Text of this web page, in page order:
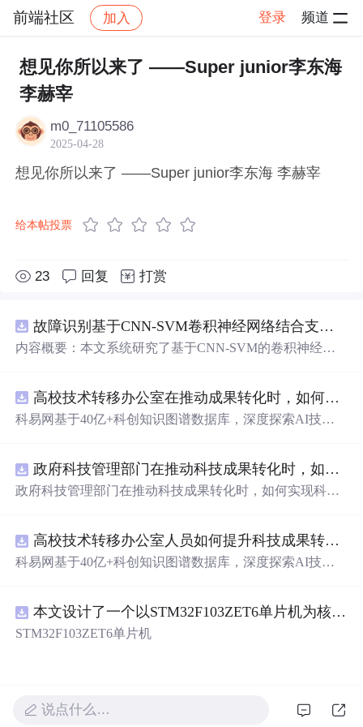
前端社区 加入 登录 频道
社区 前端社区 帖子详情
想见你所以来了 ——Super junior李东海
李赫宰
m0_71105586
2025-04-28
想见你所以来了 ——Super junior李东海 李赫宰
给本帖投票
23 回复 打赏
故障识别基于CNN-SVM卷积神经网络结合支持向量机的数据分类预测研究（Matlab代码实现）
内容概要：本文系统研究了基于CNN-SVM的卷积神经网
NN提取输入数据的深层空间特征，再由SVM进行高精度
分类，充分发挥两者优势，有效提升了故障识别的准确
在变压器故障诊断、轴承缺陷识别等场景中具有重要应用
价值。文档还整合了机器学习、深度学习、图像处理、路
径规划、电力系统优化等多个前沿科研方向的技术资源，
科研复现与工程实践。; 适合人群：具备一定编程基础，熟
练掌握Matlab或Python语言，从事电气工程、自动化、人工
智能、机械故障诊断等相关领域研究的研发人员及高校研
类别故障分类；② 深入理解CNN与SVM融合模型的设计
原理与工程实现细节；③ 借助所提供的丰富算法案例开展
科研复现、模型优化与系统仿真验证； 阅读建议：建议按
习文中涉及的其他智能算法及其在电力系统、信号处理等
高校技术转移办公室在推动成果转化时，如何识别高质量专利？.docx
科易网基于40亿+科创知识图谱数据库，深度探索AI技术
新领域的AI+数智化解决方案，推动科技创新与产业创新
智能化发展。
政府科技管理部门在推动科技成果转化时，如何实现科技成果与产业需求的精准对接？.docx
政府科技管理部门在推动科技成果转化时，如何实现科技
高校技术转移办公室人员如何提升科技成果转化的响应速度与合作成功率？.docx
科易网基于40亿+科创知识图谱数据库，深度探索AI技术
新领域的AI+数智化解决方案，推动科技创新与产业创新
智能化发展。
本文设计了一个以STM32F103ZET6单片机为核心的高效率三相DC-AC逆变器，本电路中的两个逆变器基于SPWM脉冲宽度调制技术进行的设计 SPWM技术不仅能够实时、准确地实现变压变频控制要求
STM32F103ZET6单片机
说点什么…